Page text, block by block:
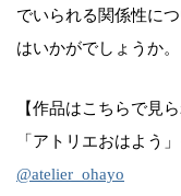
でいられる関係性に
はいかがでしょうか。
【作品はこちらで見
「アトリエおはよう
@atelier_ohayo